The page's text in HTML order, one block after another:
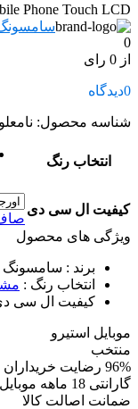
Phone Touch LCD
0
از 0 رای
0دیدگاه
شناسه محصول:
انتخاب رنگ
کیفیت ال سی دی
ویژگی های محصول
برند : سامسونگ
انتخاب رنگ :
کیفیت ال سی
موبایل استیرو
منتخب
96% رضایت خریداران
گارانتی 18 ماهه موبایل استیرو
ضمانت اصالت کالا